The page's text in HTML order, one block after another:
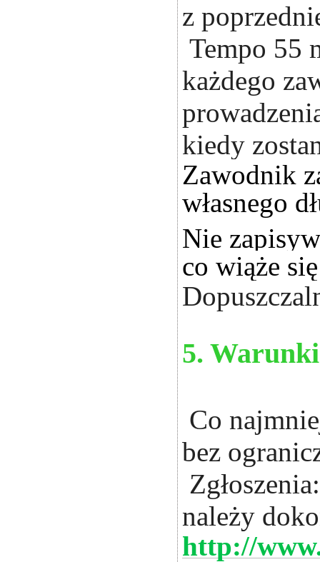
z
Tempo 55
każdego
kiedy
Zawodnik
własnego
Nie
co wiąże
5.
Co
bez
należy
http://